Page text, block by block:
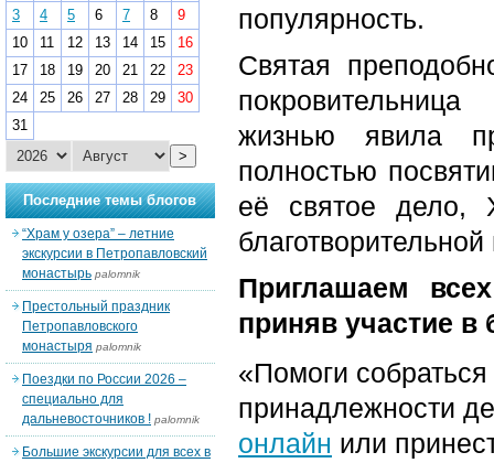
популярность.
Святая
жизнью явила
полностью
её святое дело,
Приглашаем
приняв участие в
«Помоги
принадлежности
онлайн или
3
4 5 6 7 8
9
10
11 12 13 14 15
16
17
18 19 20 21 22
23
24
25 26 27 28 29
30
31
>
Последние темы блогов
“Храм у озера” – летние
экскурсии в Петропавловский
монастырь palomnik
Престольный праздник
Петропавловского
монастыря palomnik
Поездки по России 2026 –
специально для
дальневосточников ! palomnik
Большие экскурсии для всех в